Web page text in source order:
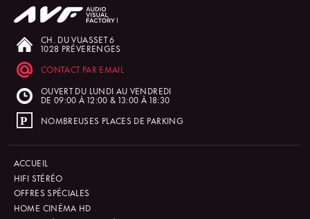
CH. DU VUASSET 6
1028 PRÉVERENGES
CONTACT PAR EMAIL
OUVERT DU LUNDI AU VENDREDI
DE 09:00 À 12:00 & 13:00 À 18:30
NOMBREUSES PLACES DE PARKING
ACCUEIL
HIFI STÉRÉO
OFFRES SPÉCIALES
HOME CINÉMA HD